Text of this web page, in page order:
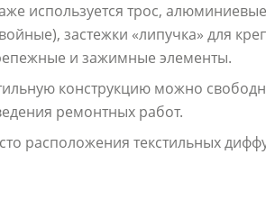
используется трос,
застежки «липучка» для
и зажимные элементы.
конструкцию можно
ремонтных работ.
расположения текстильных